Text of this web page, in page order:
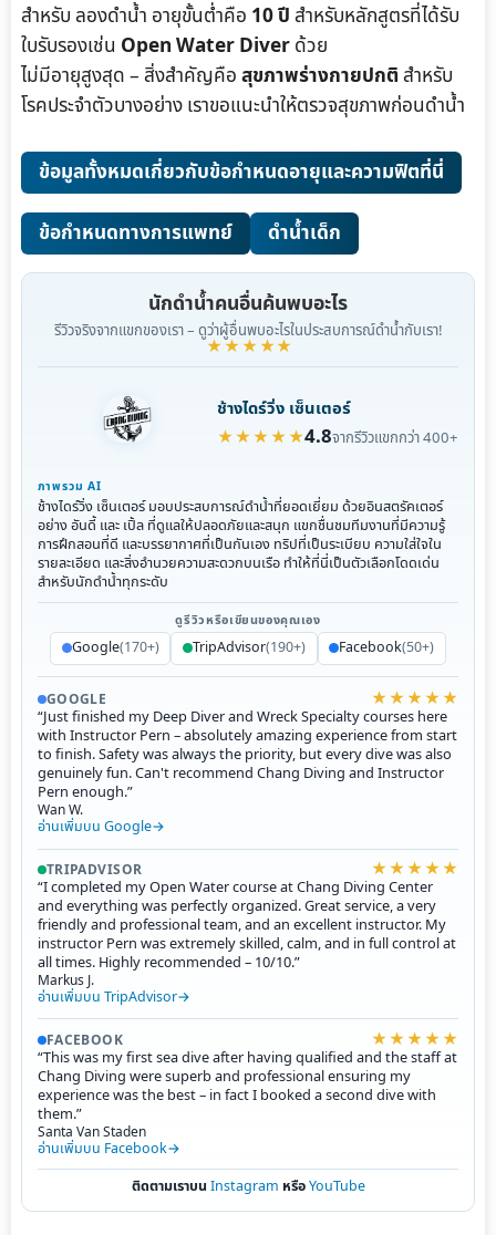
สำหรับ ลองดำน้ำ อายุขั้นต่ำคือ 10 ปี สำหรับหลักสูตรที่ได้รับ
ใบรับรองเช่น Open Water Diverด้วย
ไม่มีอายุสูงสุด – สิ่งสำคัญคือสุขภาพร่างกายปกติ สำหรับ
โรคประจำตัวบางอย่าง เราขอแนะนำให้ตรวจสุขภาพก่อนดำน้ำ
ข้อมูลทั้งหมดเกี่ยวกับข้อกำหนดอายุและความฟิตที่นี่
ข้อกำหนดทางการแพทย์ ดำน้ำเด็ก
นักดำน้ำคนอื่นค้นพบอะไร
รีวิวจริงจากแขกของเรา – ดูว่าผู้อื่นพบอะไรในประสบการณ์ดำน้ำกับเรา!
★★★★★
ช้างไดร์วิ่ง เซ็นเตอร์
★★★★★4.8จากรีวิวแขกกว่า 400+
ภาพรวม AI
ช้างไดร์วิ่ง เซ็นเตอร์ มอบประสบการณ์ดำน้ำที่ยอดเยี่ยม ด้วยอินสตรัคเตอร์
อย่าง อันดี้ และ เปิ้ล ที่ดูแลให้ปลอดภัยและสนุก แขกชื่นชมทีมงานที่มีความรู้
การฝึกสอนที่ดี และบรรยากาศที่เป็นกันเอง ทริปที่เป็นระเบียบ ความใส่ใจใน
รายละเอียด และสิ่งอำนวยความสะดวกบนเรือ ทำให้ที่นี่เป็นตัวเลือกโดดเด่น
สำหรับนักดำน้ำทุกระดับ
ดูรีวิวหรือเขียนของคุณเอง
Google(170+) TripAdvisor(190+) Facebook(50+)
GOOGLE ★★★★★
“Just finished my Deep Diver and Wreck Specialty courses here
with Instructor Pern – absolutely amazing experience from start
to finish. Safety was always the priority, but every dive was also
genuinely fun. Can't recommend Chang Diving and Instructor
Pern enough.”
Wan W.
อ่านเพิ่มบน Google
TRIPADVISOR ★★★★★
“I completed my Open Water course at Chang Diving Center
and everything was perfectly organized. Great service, a very
friendly and professional team, and an excellent instructor. My
instructor Pern was extremely skilled, calm, and in full control at
all times. Highly recommended – 10/10.”
Markus J.
อ่านเพิ่มบน TripAdvisor
FACEBOOK ★★★★★
“This was my first sea dive after having qualified and the staff at
Chang Diving were superb and professional ensuring my
experience was the best – in fact I booked a second dive with
them.”
Santa Van Staden
อ่านเพิ่มบน Facebook
ติดตามเราบน Instagram หรือYouTube